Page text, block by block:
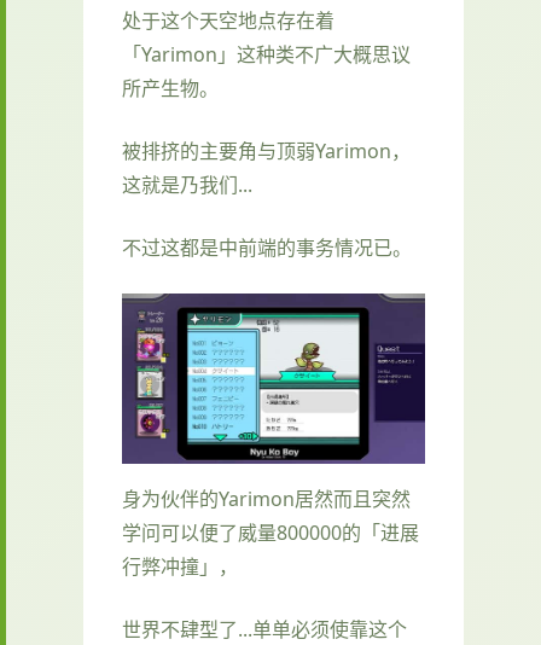
处于这个天空地点存在着
「Yarimon」这种类不广大概思议
所产生物。
被排挤的主要角与顶弱Yarimon，
这就是乃我们...
不过这都是中前端的事务情况已。
身为伙伴的Yarimon居然而且突然
学问可以便了威量800000的「进展
行弊冲撞」，
世界不肆型了...单单必须使靠这个